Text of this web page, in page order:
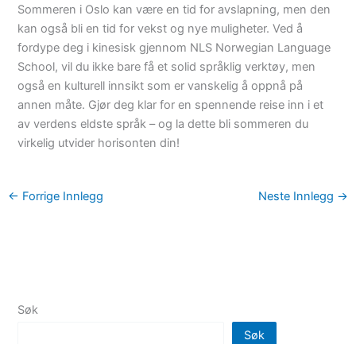
Sommeren i Oslo kan være en tid for avslapning, men den
kan også bli en tid for vekst og nye muligheter. Ved å
fordype deg i kinesisk gjennom NLS Norwegian Language
School, vil du ikke bare få et solid språklig verktøy, men
også en kulturell innsikt som er vanskelig å oppnå på
annen måte. Gjør deg klar for en spennende reise inn i et
av verdens eldste språk – og la dette bli sommeren du
virkelig utvider horisonten din!
← Forrige Innlegg Neste Innlegg →
Søk
Søk